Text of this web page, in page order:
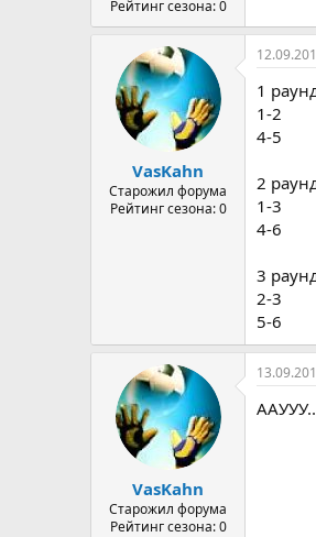
Рейтинг сезона: 0
VasKahn
Старожил форума
Рейтинг сезона: 0
1
1-2
4-5
2
1-3
4-6
3
2-3
5-6
VasKahn
Старожил форума
Рейтинг сезона: 0